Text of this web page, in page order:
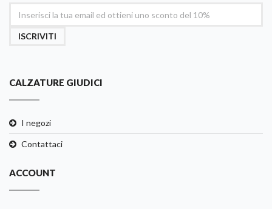
ISCRIVITI
CALZATURE GIUDICI
I negozi
Contattaci
ACCOUNT